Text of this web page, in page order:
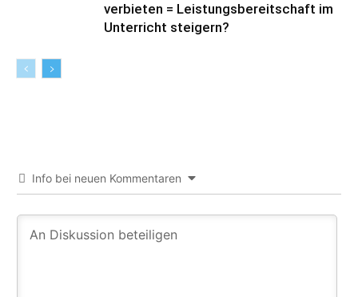
verbieten = Leistungsbereitschaft im
Unterricht steigern?
Info bei neuen Kommentaren